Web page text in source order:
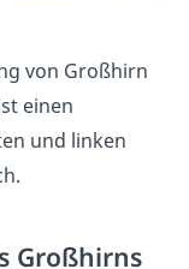
von Großhirn
einen
und linken
Großhirns